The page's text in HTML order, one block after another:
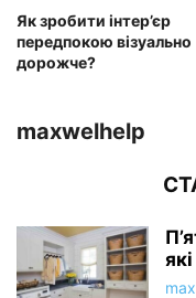
Як зробити інтер’єр
передпокою візуально
дорожче?
maxwelhelp